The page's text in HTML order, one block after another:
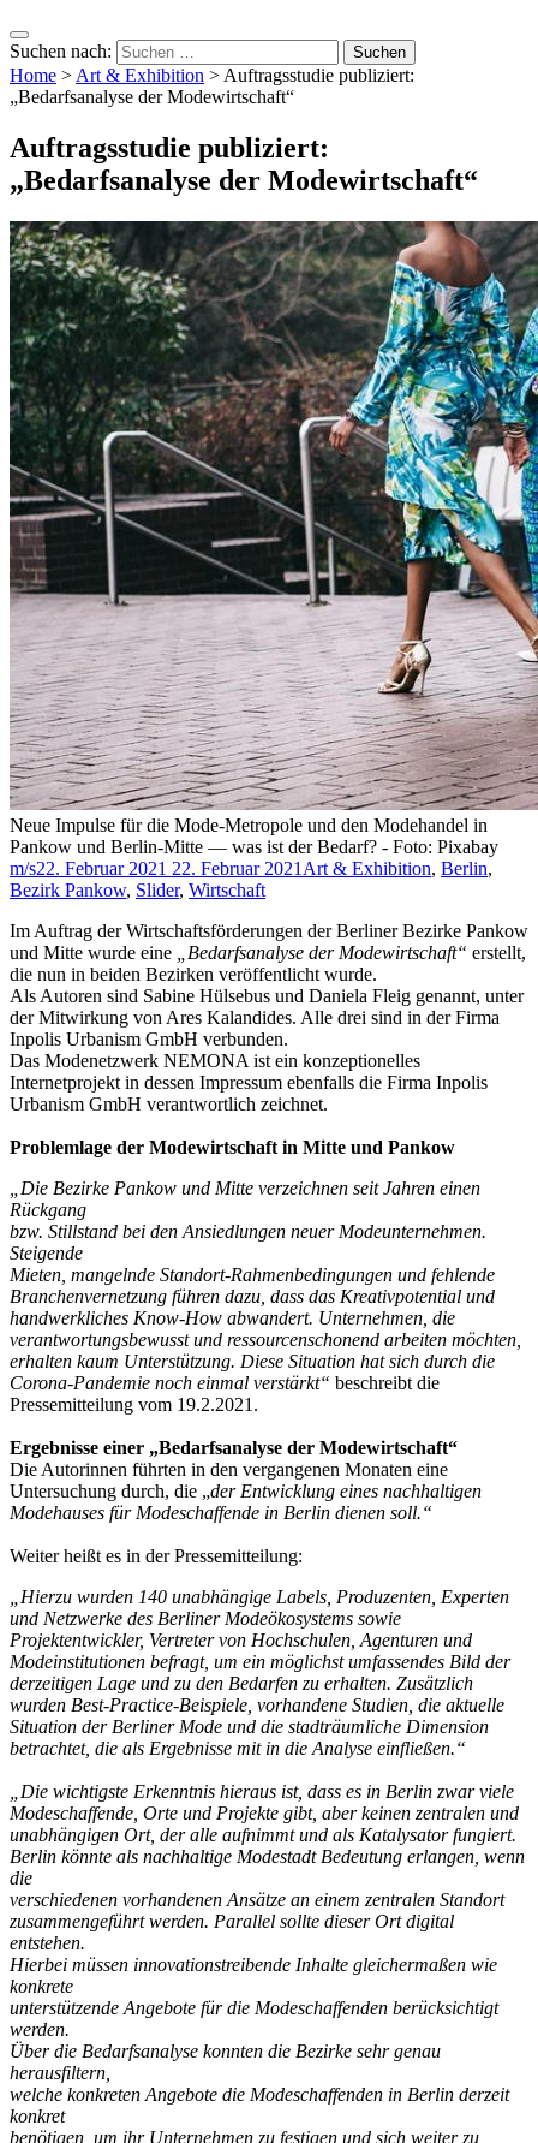
Suchen nach:
Home >Art & Exhibition >Auftragsstudie publiziert:
„Bedarfsanalyse der Modewirtschaft“
Auftragsstudie publiziert:
„Bedarfsanalyse der Modewirtschaft“
Neue Impulse für die Mode-Metropole und den Modehandel in
Pankow und Berlin-Mitte — was ist der Bedarf? - Foto: Pixabay
m/s22. Februar 2021 22. Februar 2021 Art & Exhibition, Berlin,
Bezirk Pankow, Slider, Wirtschaft
Im Auftrag der Wirtschaftsförderungen der Berliner Bezirke Pankow
und Mitte wurde eine
„Bedarfsanalyse der Modewirtschaft“ erstellt,
die nun in beiden Bezirken veröffentlicht wurde.
Als Autoren sind Sabine Hülsebus und Daniela Fleig genannt, unter
der Mitwirkung von Ares Kalandides. Alle drei sind in der Firma
Inpolis Urbanism GmbH verbunden.
Das Modenetzwerk NEMONA ist ein konzeptionelles
Internetprojekt in dessen Impressum ebenfalls die Firma Inpolis
Urbanism GmbH verantwortlich zeichnet.
Problemlage der Modewirtschaft in Mitte und Pankow
„Die Bezirke Pankow und Mitte verzeichnen seit Jahren einen
Rückgang
bzw. Stillstand bei den Ansiedlungen neuer Modeunternehmen.
Steigende
Mieten, mangelnde Standort-Rahmenbedingungen und fehlende
Branchenvernetzung führen dazu, dass das Kreativpotential und
handwerkliches Know-How abwandert. Unternehmen, die
verantwortungsbewusst und ressourcenschonend arbeiten möchten,
erhalten kaum Unterstützung. Diese Situation hat sich durch die
Corona-Pandemie noch einmal verstärkt“ beschreibt die
Pressemitteilung vom 19.2.2021.
Ergebnisse einer „Bedarfsanalyse der Modewirtschaft“
Die Autorinnen führten in den vergangenen Monaten eine
Untersuchung durch, die „der Entwicklung eines nachhaltigen
Modehauses für Modeschaffende in Berlin dienen soll.“
Weiter heißt es in der Pressemitteilung:
„Hierzu wurden 140 unabhängige Labels, Produzenten, Experten
und Netzwerke des Berliner Modeökosystems sowie
Projektentwickler, Vertreter von Hochschulen, Agenturen und
Modeinstitutionen befragt, um ein möglichst umfassendes Bild der
derzeitigen Lage und zu den Bedarfen zu erhalten. Zusätzlich
wurden Best-Practice-Beispiele, vorhandene Studien, die aktuelle
Situation der Berliner Mode und die stadträumliche Dimension
betrachtet, die als Ergebnisse mit in die Analyse einfließen.“
„Die wichtigste Erkenntnis hieraus ist, dass es in Berlin zwar viele
Modeschaffende, Orte und Projekte gibt, aber keinen zentralen und
unabhängigen Ort, der alle aufnimmt und als Katalysator fungiert.
Berlin könnte als nachhaltige Modestadt Bedeutung erlangen, wenn
die
verschiedenen vorhandenen Ansätze an einem zentralen Standort
zusammengeführt werden. Parallel sollte dieser Ort digital
entstehen.
Hierbei müssen innovationstreibende Inhalte gleichermaßen wie
konkrete
unterstützende Angebote für die Modeschaffenden berücksichtigt
werden.
Über die Bedarfsanalyse konnten die Bezirke sehr genau
herausfiltern,
welche konkreten Angebote die Modeschaffenden in Berlin derzeit
konkret
benötigen, um ihr Unternehmen zu festigen und sich weiter zu